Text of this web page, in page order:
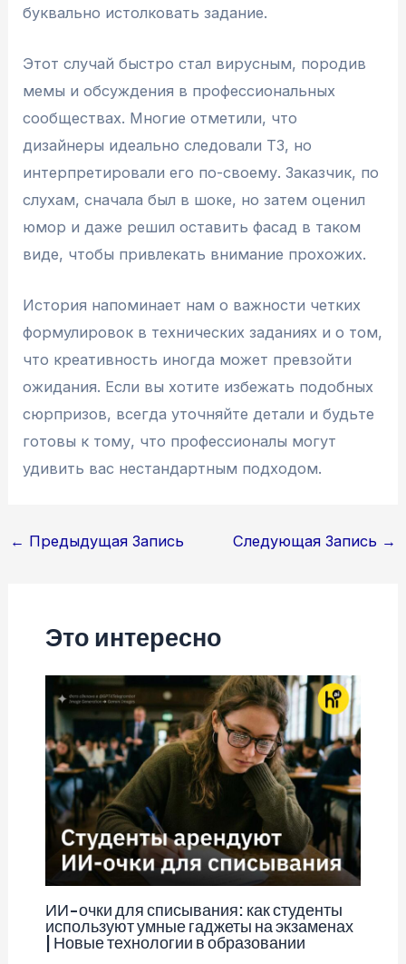
буквально истолковать задание.
Этот случай быстро стал вирусным, породив
мемы и обсуждения в профессиональных
сообществах. Многие отметили, что
дизайнеры идеально следовали ТЗ, но
интерпретировали его по-своему. Заказчик, по
слухам, сначала был в шоке, но затем оценил
юмор и даже решил оставить фасад в таком
виде, чтобы привлекать внимание прохожих.
История напоминает нам о важности четких
формулировок в технических заданиях и о том,
что креативность иногда может превзойти
ожидания. Если вы хотите избежать подобных
сюрпризов, всегда уточняйте детали и будьте
готовы к тому, что профессионалы могут
удивить вас нестандартным подходом.
Навигация
← Предыдущая Запись Следующая Запись →
Это интересно
ИИ-очки для списывания: как студенты
используют умные гаджеты на экзаменах
| Новые технологии в образовании